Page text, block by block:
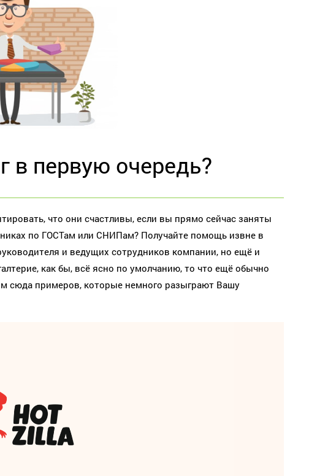
в первую очередь?
что они счастливы, если вы прямо сейчас заняты
по ГОСТам или СНИПам? Получайте помощь извне в
и ведущих сотрудников компании, но ещё и
как бы, всё ясно по умолчанию, то что ещё обычно
сюда примеров, которые немного разыграют Вашу